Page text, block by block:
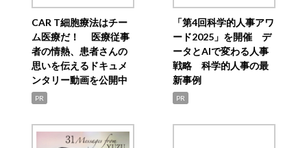
CAR T細胞療法はチー
ム医療だ！ 医療従事
者の情熱、患者さんの
思いを伝えるドキュメ
ンタリー動画を公開中
PR
「第4回科学的人事アワ
ード2025」を開催 デ
ータとAIで変わる人事
戦略 科学的人事の最
新事例
PR